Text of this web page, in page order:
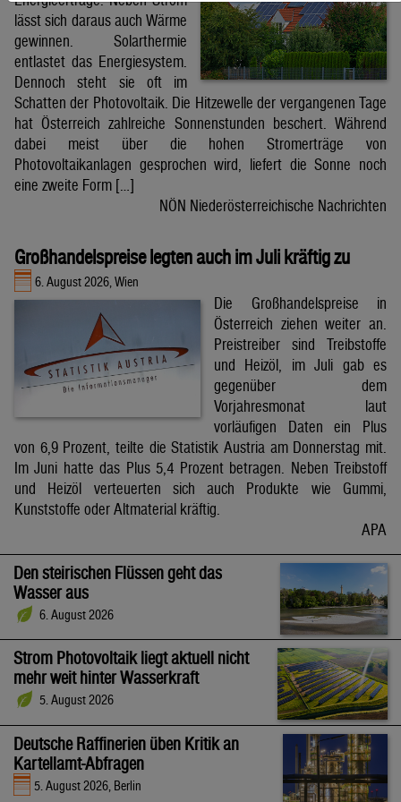
lässt sich daraus auch Wärme
gewinnen. Solarthermie
entlastet das Energiesystem.
Dennoch steht sie oft im
Schatten der Photovoltaik. Die Hitzewelle der vergangenen Tage
hat Österreich zahlreiche Sonnenstunden beschert. Während
dabei meist über die hohen Stromerträge von
Photovoltaikanlagen gesprochen wird, liefert die Sonne noch
eine zweite Form […]
NÖN Niederösterreichische Nachrichten
Großhandelspreise legten auch im Juli kräftig zu
6. August 2026, Wien
Die Großhandelspreise in
Österreich ziehen weiter an.
Preistreiber sind Treibstoffe
und Heizöl, im Juli gab es
gegenüber dem
Vorjahresmonat laut
vorläufigen Daten ein Plus
von 6,9 Prozent, teilte die Statistik Austria am Donnerstag mit.
Im Juni hatte das Plus 5,4 Prozent betragen. Neben Treibstoff
und Heizöl verteuerten sich auch Produkte wie Gummi,
Kunststoffe oder Altmaterial kräftig.
APA
Den steirischen Flüssen geht das
Wasser aus
6. August 2026
Strom Photovoltaik liegt aktuell nicht
mehr weit hinter Wasserkraft
5. August 2026
Deutsche Raffinerien üben Kritik an
Kartellamt-Abfragen
5. August 2026, Berlin